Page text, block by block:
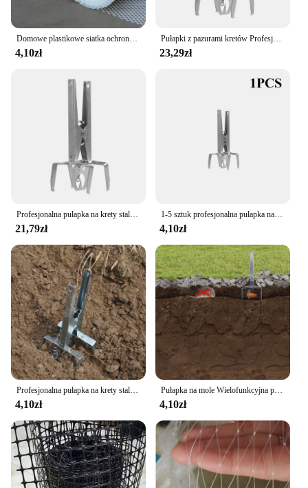
4,10zł
Pułapki z pazurami kretów Profesjonalne pułapki dla chomików ze stali ocynkowanej Produkty do zwalczania szkodników wielokrotnego użytku Łapacz gęsi Produkt ogrodowy
23,29zł
21,79zł
1-5 sztuk profesjonalna pułapka na kret stal ocynkowana pułapka na kreta zewnętrzna Gopher narzędzia ogrodowe produkty do zwalczania szkodników
4,10zł
4,10zł
Pułapka na mole Wielofunkcyjna pułapka na szczury ze stali ocynkowanej Pułapka na dzikie gopher Eliminator klipsów Łapacz chomików dla gospodarstw rolnych
4,10zł